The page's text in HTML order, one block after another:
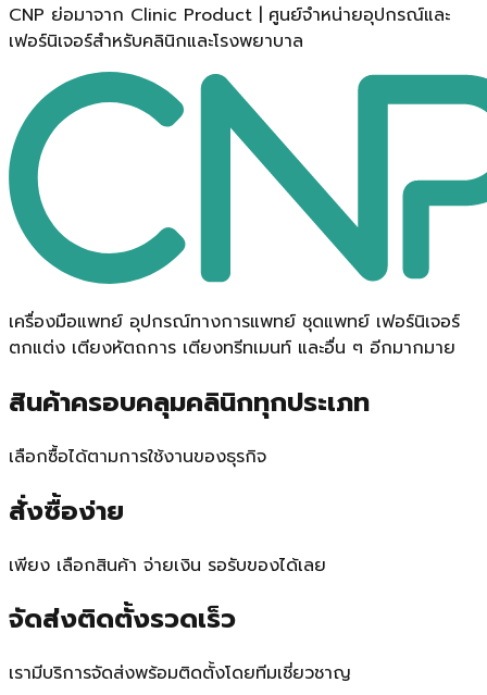
CNP ย่อมาจาก Clinic Product | ศูนย์จำหน่ายอุปกรณ์และ
เฟอร์นิเจอร์สำหรับคลินิกและโรงพยาบาล
เครื่องมือแพทย์ อุปกรณ์ทางการแพทย์ ชุดแพทย์ เฟอร์นิเจอร์
ตกแต่ง เตียงหัตถการ เตียงทรีทเมนท์ และอื่น ๆ อีกมากมาย
สินค้าครอบคลุมคลินิกทุกประเภท
เลือกซื้อได้ตามการใช้งานของธุรกิจ
สั่งซื้อง่าย
เพียง เลือกสินค้า จ่ายเงิน รอรับของได้เลย
จัดส่งติดตั้งรวดเร็ว
เรามีบริการจัดส่งพร้อมติดตั้งโดยทีมเชี่ยวชาญ